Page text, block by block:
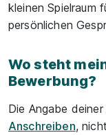
kleinen Spielraum
persönlichen
Wo steht
Bewerbung?
Die Angabe
Anschreiben,